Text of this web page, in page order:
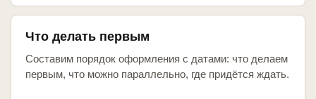
Что делать первым
Составим порядок оформления с датами: что делаем
первым, что можно параллельно, где придётся ждать.